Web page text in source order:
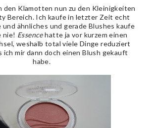
den Klamotten nun zu den Kleinigkeiten
Bereich. Ich kaufe in letzter Zeit echt
und ähnliches und gerade Blushes kaufe
nie! Essencehatte ja vor kurzem einen
weshalb total viele Dinge reduziert
ich mir dann doch einen Blush gekauft
habe.